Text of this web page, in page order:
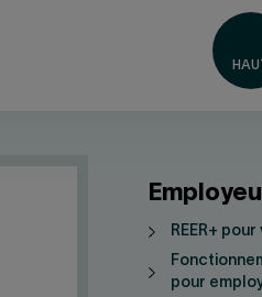
REER+
pour